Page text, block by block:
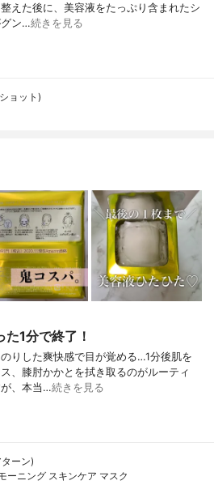
えた後に、美容液をたっぷり含まれたシ
グン…続きを見る
ョット)
1分で終了！
りした爽快感で目が覚める…1分後肌を
、膝肘かかとを拭き取るのがルーティ
、本当…続きを見る
ーン)
ーニング スキンケア マスク